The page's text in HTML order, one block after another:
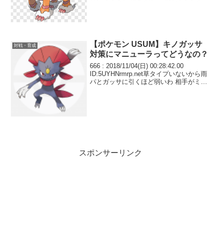
対戦・育成
【ポケモン USUM】キノガッサ
対策にマニューラってどうなの？
666 : 2018/11/04(日) 00:28:42.00
ID:5UYHNrmrp.net草タイプいないから雨
パとガッサに引くほど弱いわ 相手がミス
スポンサーリンク